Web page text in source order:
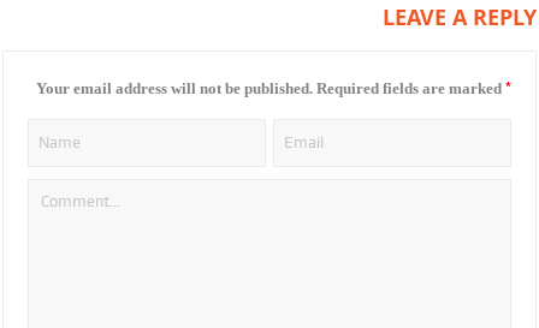
LEAVE A REPLY
Your email address will not be published. Required fields are marked *